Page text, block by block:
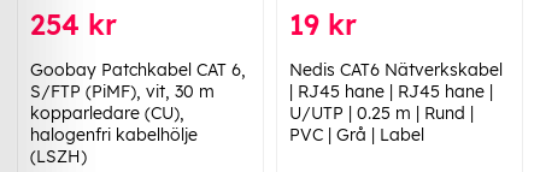
254 kr
Goobay Patchkabel CAT 6,
S/FTP (PiMF), vit, 30 m
kopparledare (CU),
halogenfri kabelhölje
(LSZH)
19 kr
Nedis CAT6 Nätverkskabel
| RJ45 hane | RJ45 hane |
U/UTP | 0.25 m | Rund |
PVC | Grå | Label